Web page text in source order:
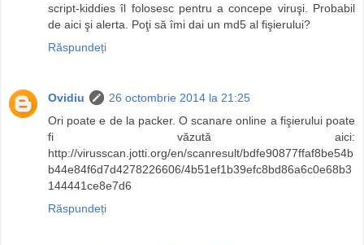
script-kiddies îl folosesc pentru a concepe viruşi. Probabil
de aici şi alerta. Poţi să îmi dai un md5 al fişierului?
Răspundeți
Ovidiu
26 octombrie 2014 la 21:25
Ori poate e de la packer. O scanare online a fişierului poate
fi văzută aici:
http://virusscan.jotti.org/en/scanresult/bdfe90877ffaf8be54b
b44e84f6d7d4278226606/4b51ef1b39efc8bd86a6c0e68b3
144441ce8e7d6
Răspundeți